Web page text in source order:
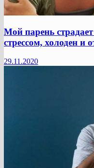
Мой парень
стрессом, холоден и
29.11.2020